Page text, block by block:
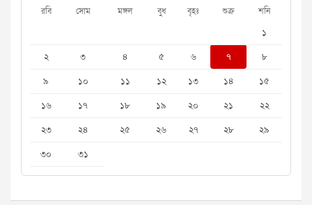
রবি সোম মঙ্গল বুধ বৃহঃ শুক্র শনি
১
২
৩ ৪ ৫ ৬ ৭
৮
৯
১০ ১১ ১২ ১৩ ১৪
১৫
১৬
১৭ ১৮ ১৯ ২০ ২১
২২
২৩
২৪ ২৫ ২৬ ২৭ ২৮
২৯
৩০
৩১